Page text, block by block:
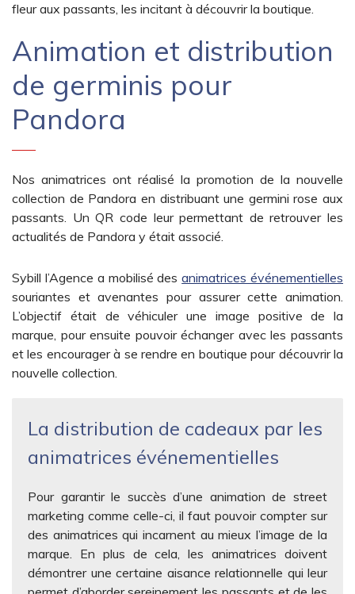
fleur aux passants, les incitant à découvrir la boutique.
Animation et distribution
de germinis pour
Pandora
Nos animatrices ont réalisé la promotion de la nouvelle
collection de Pandora en distribuant une germini rose aux
passants. Un QR code leur permettant de retrouver les
actualités de Pandora y était associé.
Sybill l’Agence a mobilisé desanimatrices événementielles
souriantes et avenantes pour assurer cette animation.
L’objectif était de véhiculer une image positive de la
marque, pour ensuite pouvoir échanger avec les passants
et les encourager à se rendre en boutique pour découvrir la
nouvelle collection.
La distribution de cadeaux par les
animatrices événementielles
Pour garantir le succès d’une animation de street
marketing comme celle-ci, il faut pouvoir compter sur
des animatrices qui incarnent au mieux l’image de la
marque. En plus de cela, les animatrices doivent
démontrer une certaine aisance relationnelle qui leur